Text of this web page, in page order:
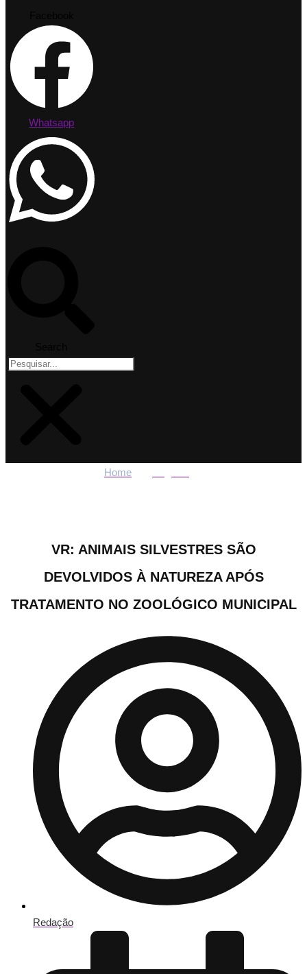
Whatsapp
Home
VR: ANIMAIS SILVESTRES SÃO
DEVOLVIDOS À NATUREZA APÓS
TRATAMENTO NO ZOOLÓGICO MUNICIPAL
Redação